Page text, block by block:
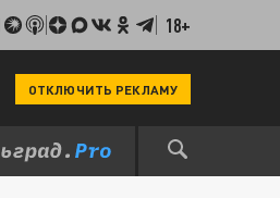
18+
ОТКЛЮЧИТЬ РЕКЛАМУ